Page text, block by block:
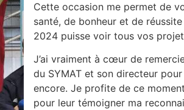
Cette occasion me permet de
santé, de bonheur et de
2024 puisse voir tous vos
J’ai vraiment à cœur de
du SYMAT et son directeur
encore. Je profite de ce
pour leur témoigner ma